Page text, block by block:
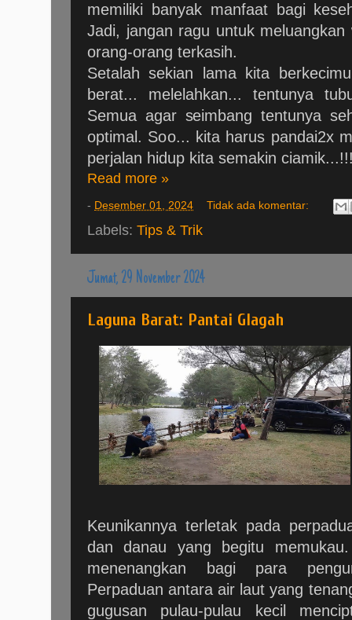
memiliki banyak manfaat bagi
Jadi, jangan ragu untuk
orang-orang terkasih.
Setalah sekian lama kita
berat... melelahkan... tentunya
Semua agar seimbang tentunya
optimal. Soo... kita harus pandai2x
perjalan hidup kita semakin
Read more »
- Desember 01, 2024 Tidak ada komentar:
Labels: Tips & Trik
Jumat, 29 November 2024
Laguna Barat: Pantai Glagah
Keunikannya terletak pada
dan danau yang begitu
menenangkan bagi para
Perpaduan antara air laut yang
gugusan pulau-pulau kecil